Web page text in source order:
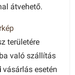
átvehető.
területére
való szállítás
vásárlás esetén